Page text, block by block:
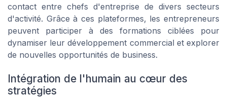
contact entre chefs d'entreprise de divers secteurs
d'activité. Grâce à ces plateformes, les entrepreneurs
peuvent participer à des formations ciblées pour
dynamiser leur développement commercial et explorer
de nouvelles opportunités de business.
Intégration de l'humain au cœur des
stratégies